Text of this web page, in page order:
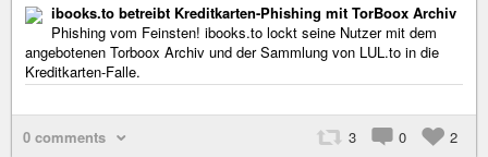
ibooks.to betreibt Kreditkarten-Phishing mit TorBoox Archiv
Phishing vom Feinsten! ibooks.to lockt seine Nutzer mit dem
angebotenen Torboox Archiv und der Sammlung von LUL.to in die
Kreditkarten-Falle.
0 comments 3 0 2